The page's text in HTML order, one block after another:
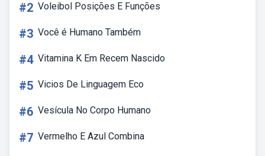
#2 Voleibol Posições E Funções
#3 Você é Humano Também
#4 Vitamina K Em Recem Nascido
#5 Vicios De Linguagem Eco
#6 Vesícula No Corpo Humano
#7 Vermelho E Azul Combina